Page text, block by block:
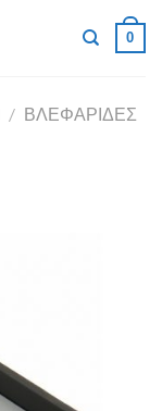
0
/ ΒΛΕΦΑΡΙΔΕΣ